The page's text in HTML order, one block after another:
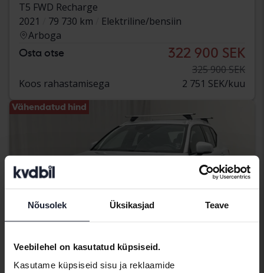
Nõusolek Üksikasjad Teave
Veebilehel on kasutatud küpsiseid.
Kasutame küpsiseid sisu ja reklaamide
T5 FWD Recharge
2021
79 730 km
Elektriline/bensiin
Arboga
Osta otse 322 900 SEK
325 900 SEK
Koos rahastamisega
2 751 SEK/kuu
Vähendatud hind